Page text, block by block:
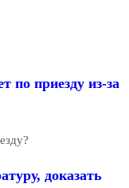
по приезду из-за
доказать